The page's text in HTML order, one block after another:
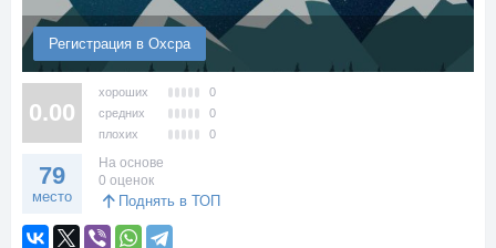
Регистрация в Oxcpa
0.00
хороших
0
средних
0
плохих
0
79
место
На основе
0 оценок
Поднять в ТОП